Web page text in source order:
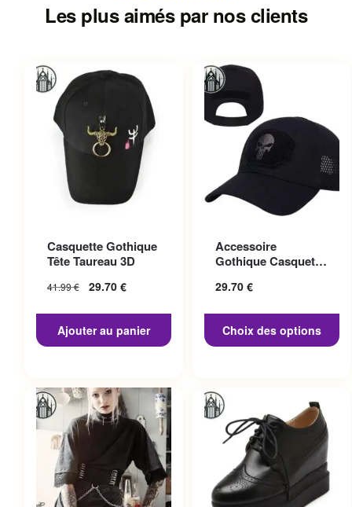
Les plus aimés par nos clients
Casquette Gothique
Tête Taureau 3D
41.99€ 29.70 €
Ajouter au panier
Accessoire
Gothique Casquette
29.70 €
Choix des options
variations. Les options
peuvent être choisies sur la
page du produit